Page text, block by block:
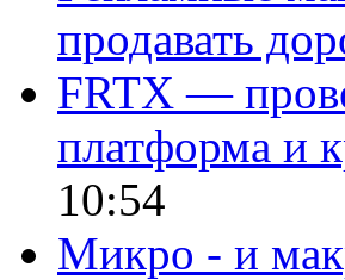
продавать
FRTX —
платформа и
10:54
Микро - и